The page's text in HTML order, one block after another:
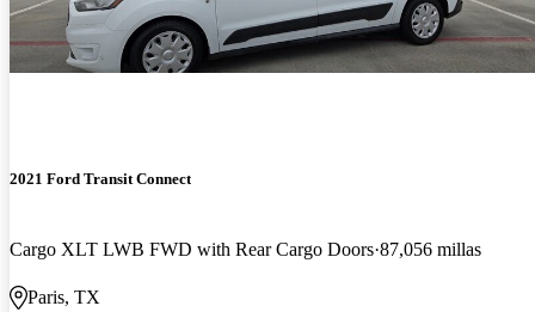
2021 Ford Transit Connect
Cargo XLT LWB FWD with Rear Cargo Doors 87,056 millas
Paris, TX